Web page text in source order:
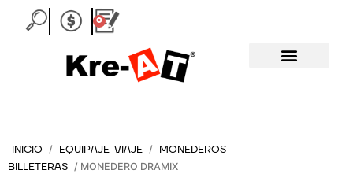
0
Carrito
INICIO / EQUIPAJE-VIAJE /
MONEDEROS -
BILLETERAS / MONEDERO DRAMIX